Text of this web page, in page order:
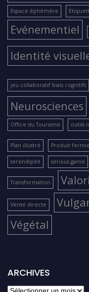
Espace éphémère
Evénementiel
Identité
jeu collaboratif biais cognitifs
Neurosciences
Office du Tourisme outils
Plan illustré Produit
serendipité serious game
Transformation
Vente directe
Végétal
ARCHIVES
archives